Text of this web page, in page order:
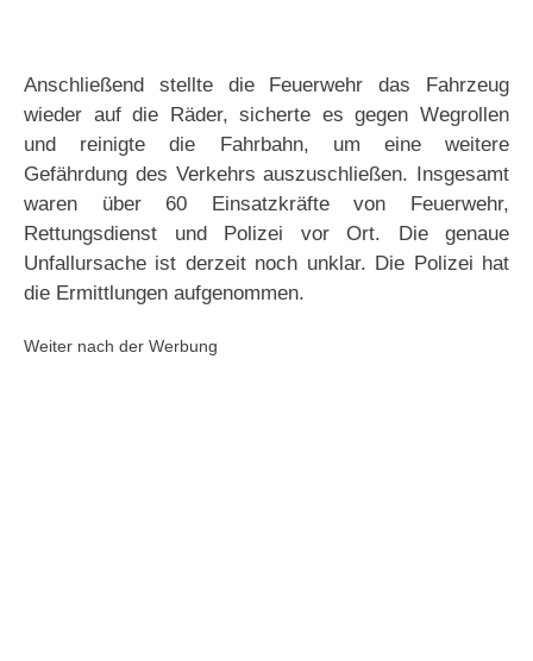
Anschließend stellte die Feuerwehr das Fahrzeug
wieder auf die Räder, sicherte es gegen Wegrollen
und reinigte die Fahrbahn, um eine weitere
Gefährdung des Verkehrs auszuschließen. Insgesamt
waren über 60 Einsatzkräfte von Feuerwehr,
Rettungsdienst und Polizei vor Ort. Die genaue
Unfallursache ist derzeit noch unklar. Die Polizei hat
die Ermittlungen aufgenommen.
Weiter nach der Werbung